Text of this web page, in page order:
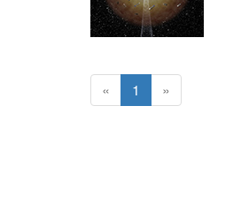
« 1 »